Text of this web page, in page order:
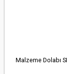
Malzeme Dolabı